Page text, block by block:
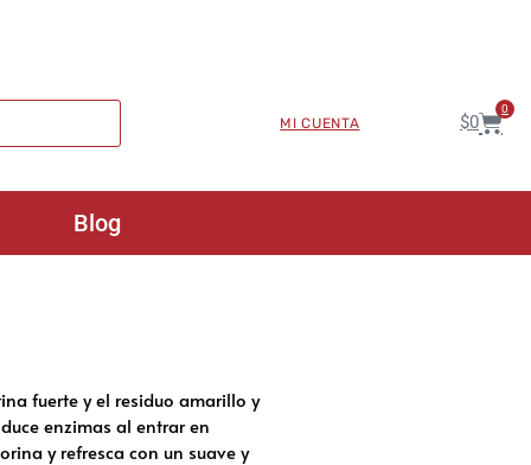
MI CUENTA $0
0
Blog
fuerte y el residuo amarillo y
enzimas al entrar en
y refresca con un suave y